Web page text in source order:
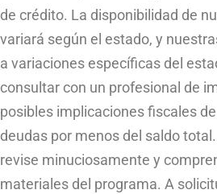
de crédito. La disponibilidad de
variará según el estado, y
a variaciones específicas del
consultar con un profesional de
posibles implicaciones fiscales
deudas por menos del saldo
revise minuciosamente y
materiales del programa. A